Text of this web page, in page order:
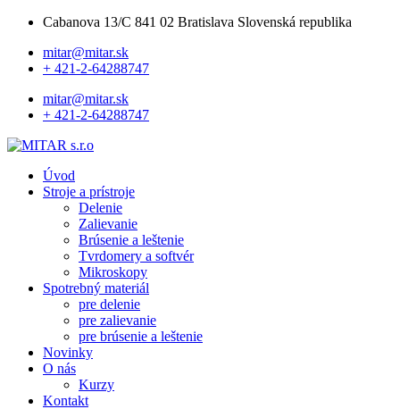
Cabanova 13/C 841 02 Bratislava Slovenská republika
mitar@mitar.sk
+ 421-2-64288747
mitar@mitar.sk
+ 421-2-64288747
Úvod
Stroje a prístroje
Delenie
Zalievanie
Brúsenie a leštenie
Tvrdomery a softvér
Mikroskopy
Spotrebný materiál
pre delenie
pre zalievanie
pre brúsenie a leštenie
Novinky
O nás
Kurzy
Kontakt